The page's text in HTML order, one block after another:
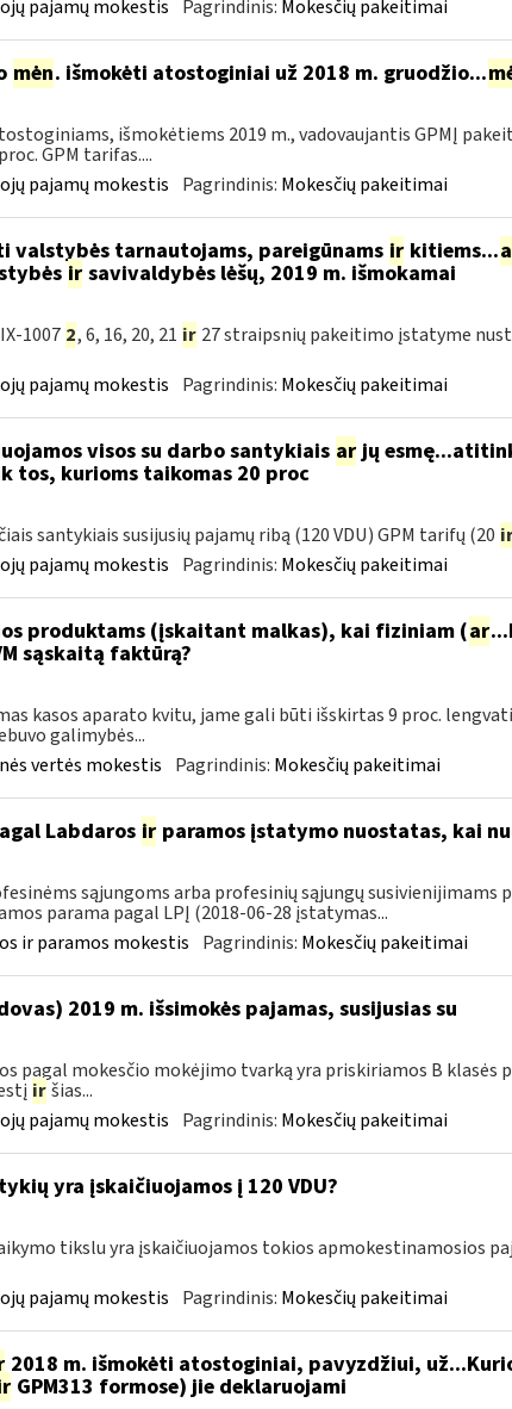
pajamų mokestis Pagrindinis: Mokesčių pakeitimai
mėn. išmokėti atostoginiai už 2018 m. gruodžio...
išmokėtiems 2019 m., vadovaujantis GPMĮ
GPM tarifas....
pajamų mokestis Pagrindinis: Mokesčių pakeitimai
tarnautojams, pareigūnams irkitiems...
irsavivaldybės lėšų, 2019 m. išmokamai
1007 2, 6, 16, 20, 21 ir 27 straipsnių pakeitimo įstatyme
pajamų mokestis Pagrindinis: Mokesčių pakeitimai
visos su darbo santykiais arjų
tos, kurioms taikomas 20 proc
santykiais susijusių pajamų ribą (120 VDU) GPM tarifų (20
pajamų mokestis Pagrindinis: Mokesčių pakeitimai
produktams (įskaitant malkas), kai fiziniam (ar
sąskaitą faktūrą?
kasos aparato kvitu, jame gali būti išskirtas 9 proc.
galimybės...
vertės mokestis Pagrindinis: Mokesčių pakeitimai
Labdaros irparamos įstatymo nuostatas, kai
sąjungoms arba profesinių sąjungų susivienijimams
parama pagal LPĮ (2018-06-28 įstatymas...
ir paramos mokestis Pagrindinis: Mokesčių pakeitimai
2019 m. išsimokės pajamas, susijusias su
pagal mokesčio mokėjimo tvarką yra priskiriamos B klasės
ir šias...
pajamų mokestis Pagrindinis: Mokesčių pakeitimai
yra įskaičiuojamos į 120 VDU?
tikslu yra įskaičiuojamos tokios apmokestinamosios
pajamų mokestis Pagrindinis: Mokesčių pakeitimai
2018 m. išmokėti atostoginiai, pavyzdžiui,
GPM313 formose) jie deklaruojami